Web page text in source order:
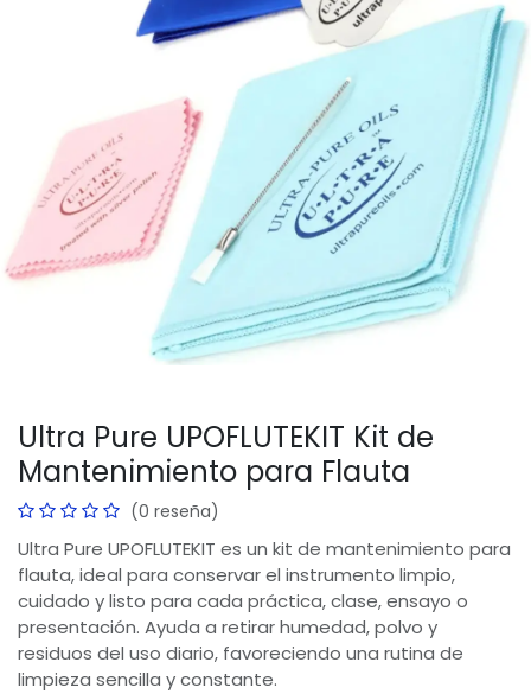
Ultra Pure UPOFLUTEKIT Kit de
Mantenimiento para Flauta
(0 reseña)
Ultra Pure UPOFLUTEKIT es un kit de mantenimiento para
flauta, ideal para conservar el instrumento limpio,
cuidado y listo para cada práctica, clase, ensayo o
presentación. Ayuda a retirar humedad, polvo y
residuos del uso diario, favoreciendo una rutina de
limpieza sencilla y constante.